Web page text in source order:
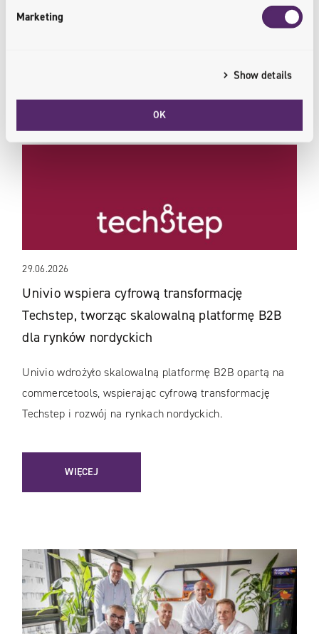
Marketing
Show details
OK
hackathonów dobrze testuje…
29.06.2026
Univio wspiera cyfrową transformację
Techstep, tworząc skalowalną platformę B2B
dla rynków nordyckich
Univio wdrożyło skalowalną platformę B2B opartą na
commercetools, wspierając cyfrową transformację
Techstep i rozwój na rynkach nordyckich.
WIĘCEJ